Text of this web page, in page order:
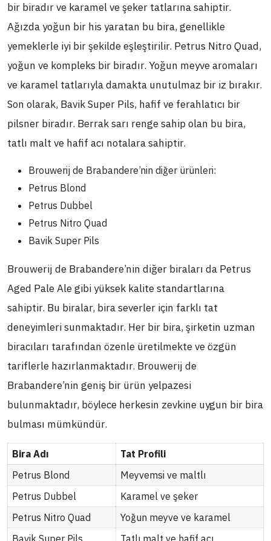
bir biradır ve karamel ve şeker tatlarına sahiptir.
Ağızda yoğun bir his yaratan bu bira, genellikle
yemeklerle iyi bir şekilde eşleştirilir. Petrus Nitro Quad,
yoğun ve kompleks bir biradır. Yoğun meyve aromaları
ve karamel tatlarıyla damakta unutulmaz bir iz bırakır.
Son olarak, Bavik Super Pils, hafif ve ferahlatıcı bir
pilsner biradır. Berrak sarı renge sahip olan bu bira,
tatlı malt ve hafif acı notalara sahiptir.
Brouwerij de Brabandere’nin diğer ürünleri:
Petrus Blond
Petrus Dubbel
Petrus Nitro Quad
Bavik Super Pils
Brouwerij de Brabandere’nin diğer biraları da Petrus
Aged Pale Ale gibi yüksek kalite standartlarına
sahiptir. Bu biralar, bira severler için farklı tat
deneyimleri sunmaktadır. Her bir bira, şirketin uzman
biracıları tarafından özenle üretilmekte ve özgün
tariflerle hazırlanmaktadır. Brouwerij de
Brabandere’nin geniş bir ürün yelpazesi
bulunmaktadır, böylece herkesin zevkine uygun bir bira
bulması mümkündür.
Bira Adı
Tat Profili
Petrus Blond
Meyvemsi ve maltlı
Petrus Dubbel
Karamel ve şeker
Petrus Nitro Quad
Yoğun meyve ve karamel
Bavik Super Pils
Tatlı malt ve hafif acı